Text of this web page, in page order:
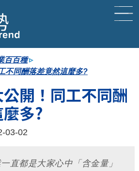
回趨勢首頁
文章總覽
百百種▹
不同酬落差竟然這麼多?
開！同工不同酬
多?
03-02
直都是大家心中「含金量」